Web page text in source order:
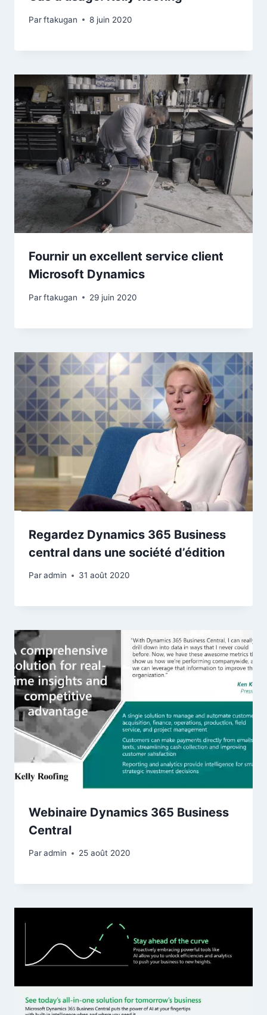
Parftakugan 8 juin 2020
Fournir un excellent service client
Microsoft Dynamics
Parftakugan 29 juin 2020
Regardez Dynamics 365 Business
central dans une société d’édition
Paradmin 31 août 2020
Webinaire Dynamics 365 Business
Central
Paradmin 25 août 2020